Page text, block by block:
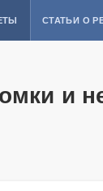
СТАТЬИ О
и